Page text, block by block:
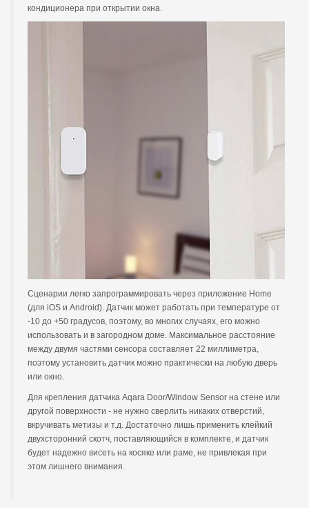
кондиционера при открытии окна.
Сценарии легко запрограммировать через приложение Home
(для iOS и Android). Датчик может работать при температуре от
-10 до +50 градусов, поэтому, во многих случаях, его можно
использовать и в загородном доме. Максимальное расстояние
между двумя частями сенсора составляет 22 миллиметра,
поэтому установить датчик можно практически на любую дверь
или окно.
Для крепления датчика Aqara Door/Window Sensor на стене или
другой поверхности - не нужно сверлить никаких отверстий,
вкручивать метизы и т.д. Достаточно лишь применить клейкий
двухсторонний скотч, поставляющийся в комплекте, и датчик
будет надежно висеть на косяке или раме, не привлекая при
этом лишнего внимания.